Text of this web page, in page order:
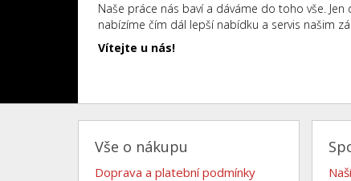
Naše práce nás baví a dáváme do toho vše.
nabízíme čím dál lepší nabídku a servis našim
Vítejte u nás!
Vše o nákupu
Doprava a platební podmínky